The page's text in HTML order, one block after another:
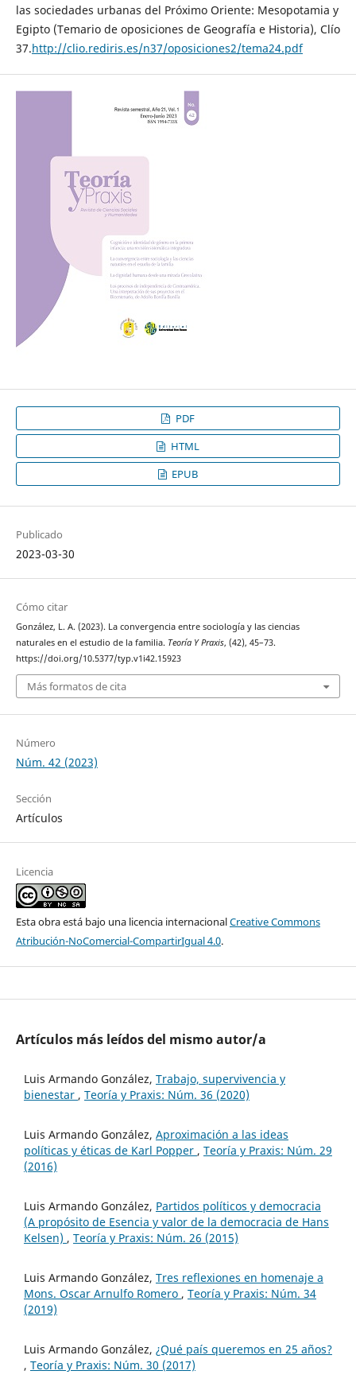
las sociedades urbanas del Próximo Oriente: Mesopotamia y
Egipto (Temario de oposiciones de Geografía e Historia), Clío
37.http://clio.rediris.es/n37/oposiciones2/tema24.pdf
PDF
HTML
EPUB
Publicado
2023-03-30
Cómo citar
González, L. A. (2023). La convergencia entre sociología y las ciencias
naturales en el estudio de la familia. Teoría Y Praxis, (42), 45–73.
https://doi.org/10.5377/typ.v1i42.15923
Más formatos de cita
Número
Núm. 42 (2023)
Sección
Artículos
Licencia
Esta obra está bajo una licencia internacionalCreative Commons
Atribución-NoComercial-CompartirIgual 4.0.
Artículos más leídos del mismo autor/a
Luis Armando González, Trabajo, supervivencia y
bienestar , Teoría y Praxis: Núm. 36 (2020)
Luis Armando González, Aproximación a las ideas
políticas y éticas de Karl Popper , Teoría y Praxis: Núm. 29
(2016)
Luis Armando González, Partidos políticos y democracia
(A propósito de Esencia y valor de la democracia de Hans
Kelsen) , Teoría y Praxis: Núm. 26 (2015)
Luis Armando González, Tres reflexiones en homenaje a
Mons. Oscar Arnulfo Romero , Teoría y Praxis: Núm. 34
(2019)
Luis Armando González, ¿Qué país queremos en 25 años?
, Teoría y Praxis: Núm. 30 (2017)